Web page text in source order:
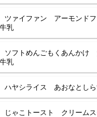
ァイファン アーモンド
乳
フトめんごもくあんかけ
乳
ヤシライス あおなとし
ゃこトースト クリームス